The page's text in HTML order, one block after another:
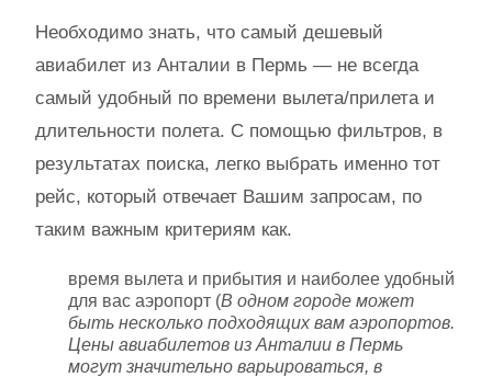
Необходимо знать, что самый дешевый
авиабилет из Анталии в Пермь — не всегда
самый удобный по времени вылета/прилета и
длительности полета. С помощью фильтров, в
результатах поиска, легко выбрать именно тот
рейс, который отвечает Вашим запросам, по
таким важным критериям как.
время вылета и прибытия и наиболее удобный
для вас аэропорт (В одном городе может
быть несколько подходящих вам аэропортов.
Цены авиабилетов из Анталии в Пермь
могут значительно варьироваться, в